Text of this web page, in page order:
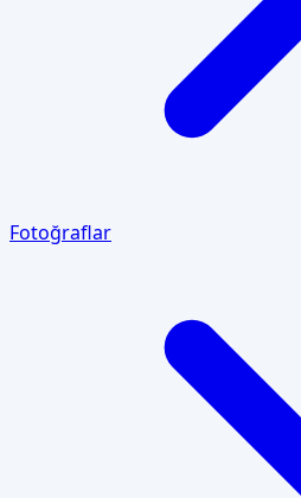
Fotoğraflar